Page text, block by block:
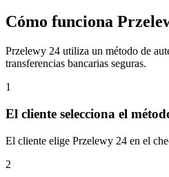
Cómo funciona
Przelewy 24 utiliza un método de
transferencias bancarias seguras.
1
El cliente selecciona el
El cliente elige Przelewy 24 en el
2